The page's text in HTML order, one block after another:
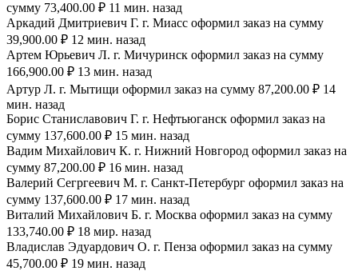
сумму 73,400.00 ₽ 11 мин. назад
Аркадий Дмитриевич Г. г. Миасс оформил заказ на сумму
39,900.00 ₽ 12 мин. назад
Артем Юрьевич Л. г. Мичуринск оформил заказ на сумму
166,900.00 ₽ 13 мин. назад
Артур Л. г. Мытищи оформил заказ на сумму 87,200.00 ₽ 14
мин. назад
Борис Станиславович Г. г. Нефтьюганск оформил заказ на
сумму 137,600.00 ₽ 15 мин. назад
Вадим Михайлович К. г. Нижний Новгород оформил заказ на
сумму 87,200.00 ₽ 16 мин. назад
Валерий Сегргеевич М. г. Санкт-Петербург оформил заказ на
сумму 137,600.00 ₽ 17 мин. назад
Виталий Михайлович Б. г. Москва оформил заказ на сумму
133,740.00 ₽ 18 мир. назад
Владислав Эдуардович О. г. Пенза оформил заказ на сумму
45,700.00 ₽ 19 мин. назад